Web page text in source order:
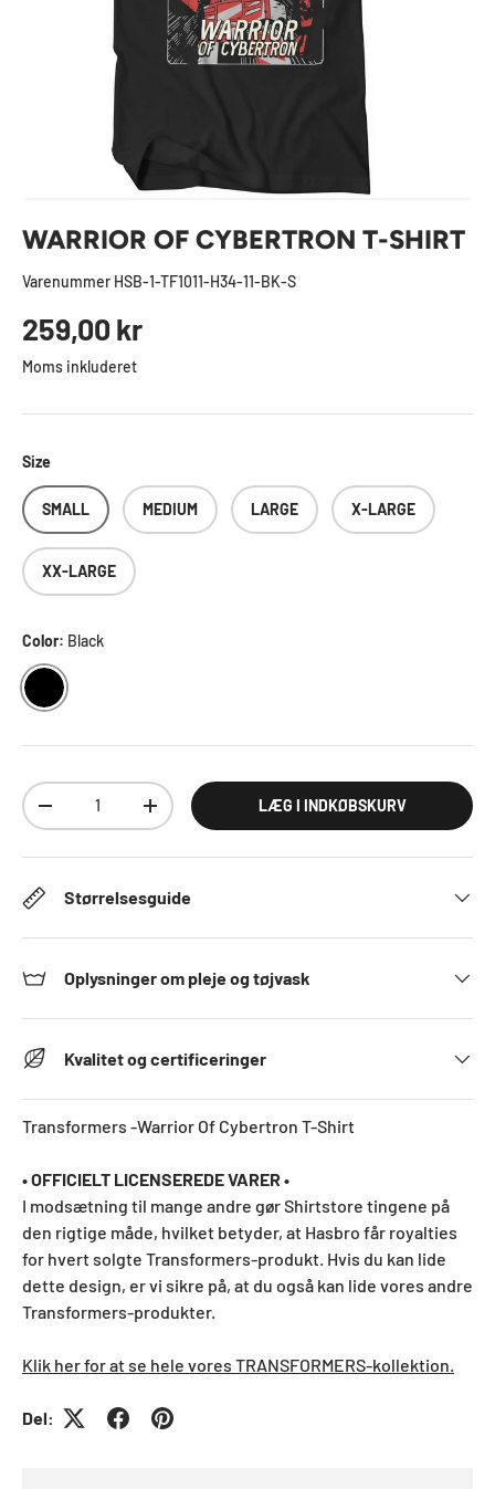
WARRIOR OF CYBERTRON T-SHIRT
Varenummer HSB-1-TF1011-H34-11-BK-S
Normal pris
259,00 kr
Moms inkluderet
Size
SMALL MEDIUM LARGE X-LARGE
XX-LARGE
Color: Black
BLACK
Antal
DECREASE QUANTITYINCREASE QUANTITYLÆG I INDKØBSKURV
Størrelsesguide
Oplysninger om pleje og tøjvask
Kvalitet og certificeringer
Transformers -Warrior Of Cybertron T-Shirt
• OFFICIELT LICENSEREDE VARER •
I modsætning til mange andre gør Shirtstore tingene på
den rigtige måde, hvilket betyder, at Hasbro får royalties
for hvert solgte Transformers-produkt. Hvis du kan lide
dette design, er vi sikre på, at du også kan lide vores andre
Transformers-produkter.
Klik her for at se hele vores TRANSFORMERS-kollektion.
Del: